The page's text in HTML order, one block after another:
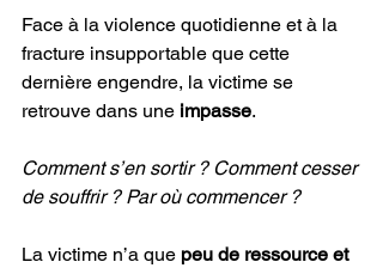
Face à la violence quotidienne et à la
fracture insupportable que cette
dernière engendre, la victime se
retrouve dans une impasse.
Comment s’en sortir ? Comment cesser
de souffrir ? Par où commencer ?
La victime n’a que peu de ressource et